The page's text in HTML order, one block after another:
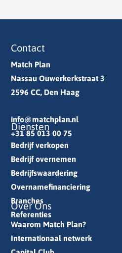
Contact
Match Plan
Nassau Ouwerkerkstraat 3
2596 CC, Den Haag
info@matchplan.nl
+31 85 013 00 75
Diensten
Bedrijf verkopen
Bedrijf overnemen
Bedrijfswaardering
Overnamefinanciering
Branches
Referenties
Over Ons
Waarom Match Plan?
Internationaal netwerk